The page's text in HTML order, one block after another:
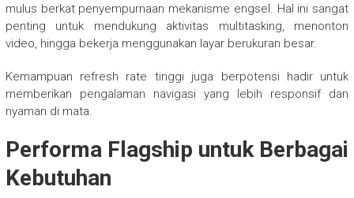
mulus berkat penyempurnaan mekanisme engsel. Hal ini sangat
penting untuk mendukung aktivitas multitasking, menonton
video, hingga bekerja menggunakan layar berukuran besar.
Kemampuan refresh rate tinggi juga berpotensi hadir untuk
memberikan pengalaman navigasi yang lebih responsif dan
nyaman di mata.
Performa Flagship untuk Berbagai
Kebutuhan